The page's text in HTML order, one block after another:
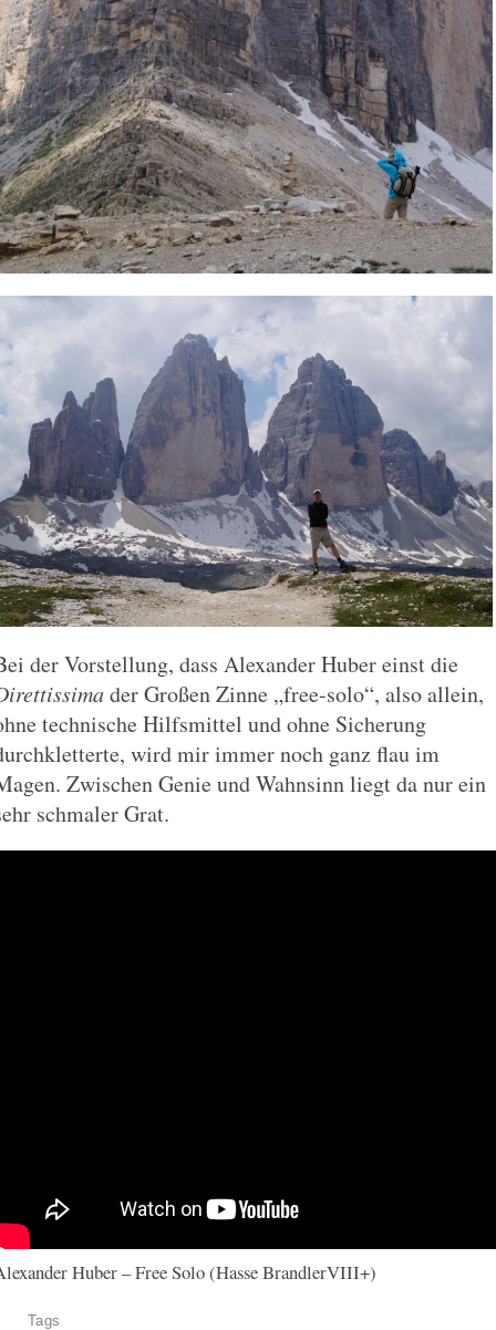
der Vorstellung, dass Alexander Huber einst die
der Großen Zinne „free-solo“, also allein,
technische Hilfsmittel und ohne Sicherung
wird mir immer noch ganz flau im
Zwischen Genie und Wahnsinn liegt da nur ein
schmaler Grat.
Huber – Free Solo (Hasse BrandlerVIII+)
Tags